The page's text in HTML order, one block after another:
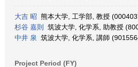
大吉 昭 熊本大学, 工学部, 教授
杉谷 嘉則
筑波大学, 化学系, 助教授
中井 泉
筑波大学, 化学系, 講師
Project Period (FY)